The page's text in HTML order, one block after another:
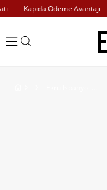
Kapıda Ödeme Avantajı